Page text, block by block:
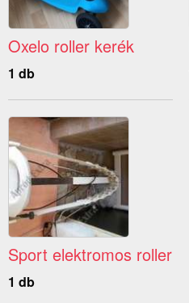
Oxelo roller kerék
1 db
Sport elektromos roller
1 db